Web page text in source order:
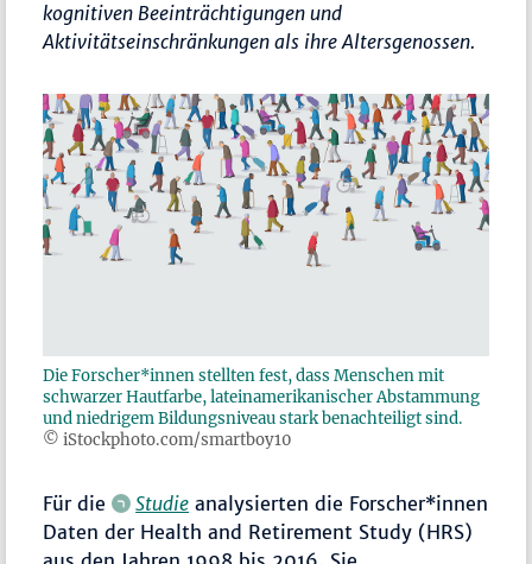
kognitiven Beeinträchtigungen und
Aktivitätseinschränkungen als ihre Altersgenossen.
Die Forscher*innen stellten fest, dass Menschen mit
schwarzer Hautfarbe, lateinamerikanischer Abstammung
und niedrigem Bildungsniveau stark benachteiligt sind.
© iStockphoto.com/smartboy10
Für die Studie analysierten die Forscher*innen
Daten der Health and Retirement Study (HRS)